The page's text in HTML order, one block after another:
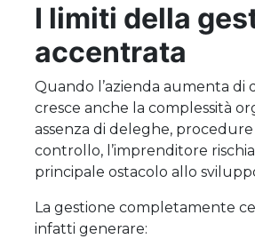
I limiti della
accentrata
Quando l’azienda aumenta di
cresce anche la complessità
assenza di deleghe, procedure
controllo, l’imprenditore
principale ostacolo allo
La gestione completamente
infatti generare: